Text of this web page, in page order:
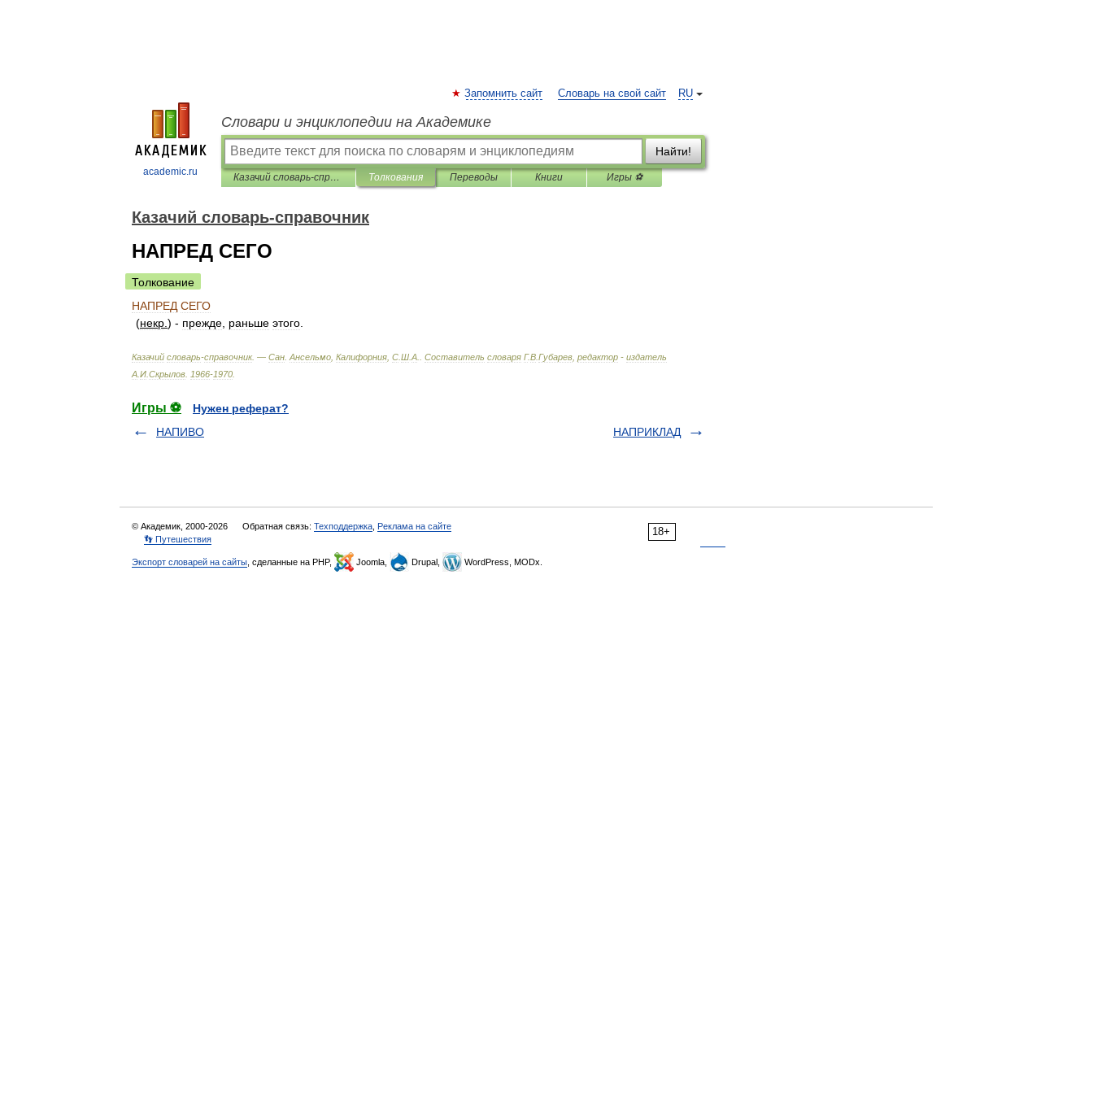
academic.ru
RU
Запомнить сайт Словарь на свой сайт
Словари и энциклопедии на Академике
Найти!
Казачий словарь-справочник Толкования Переводы Книги Игры ⚽
Казачий словарь-справочник
НАПРЕД СЕГО
Толкование
НАПРЕД СЕГО
(некр ) - прежде раньше этого
Казачий словарь-справочник. — Сан Ансельмо Калифорния С Ш А Составитель словаря Г.В Губарев редактор - издатель
А И Скрылов 1966-1970
Игры ⚽
Нужен реферат?
НАПИВО
НАПРИКЛАД
18+
© Академик, 2000-2026 Обратная связь: Техподдержка Реклама на сайте
👣 Путешествия
Экспорт словарей на сайты , сделанные на PHP, Joomla, Drupal, WordPress, MODx.